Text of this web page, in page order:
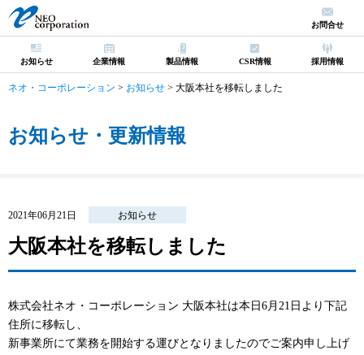
お知らせ 企業情報 製品情報 CSR情報 採用情報
お問合せ
ネオ・コーポレーション > お知らせ > 大阪本社を移転しました
お知らせ・更新情報
2021年06月21日 お知らせ
大阪本社を移転しました
株式会社ネオ・コーポレーション 大阪本社は本日6月21日より下記
住所に移転し、
新事業所にて業務を開始する運びとなりましたのでご案内申し上げ